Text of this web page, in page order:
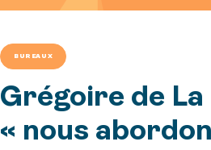
BUREAUX
Grégoire de La
« nous